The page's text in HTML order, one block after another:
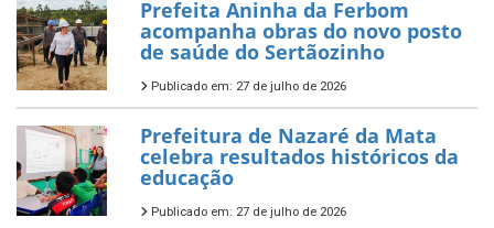
Prefeita Aninha da Ferbom
acompanha obras do novo posto
de saúde do Sertãozinho
Publicado em: 27 de julho de 2026
Prefeitura de Nazaré da Mata
celebra resultados históricos da
educação
Publicado em: 27 de julho de 2026